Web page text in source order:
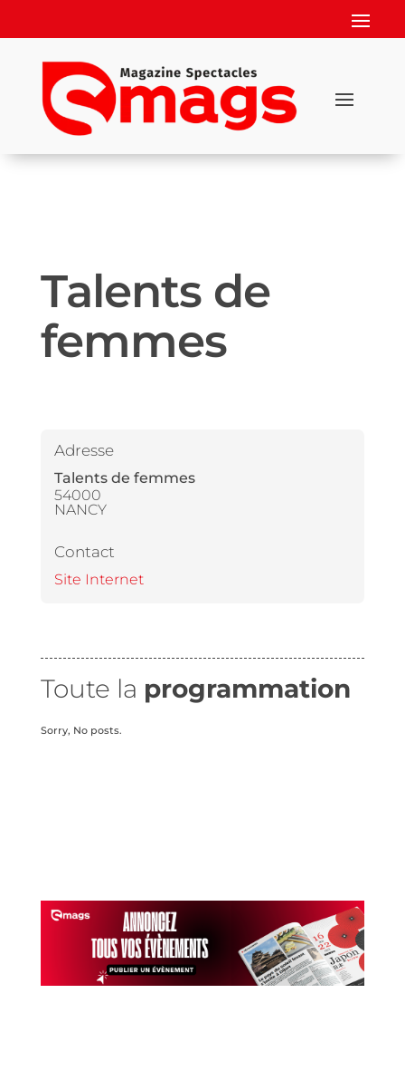
Talents de
femmes
Adresse
Talents de femmes
54000
NANCY
Contact
Site Internet
Toute la programmation
Sorry, No posts.